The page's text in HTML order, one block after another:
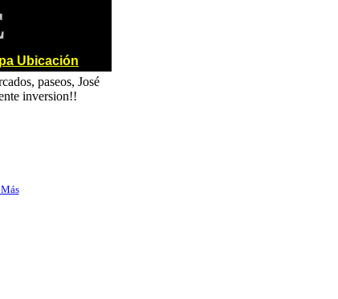
Ubicación
paseos, José
inversion!!